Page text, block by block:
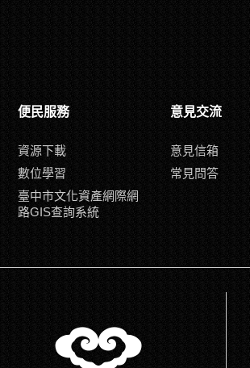
便民服務
資源下載
數位學習
臺中市文化資產網際網
路GIS查詢系統
意見交流
意見信箱
常見問答